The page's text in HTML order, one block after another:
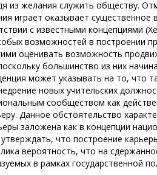
из желания служить обществу.
играет оказывает
с известными концепциями
возможностей в построении
оценивать возможность
большинство из них
может указывать на то, что
новых учительских
сообществом как
Данное обстоятельство
заложена как в концепции
что построение
вероятность, что на
в рамках государственной